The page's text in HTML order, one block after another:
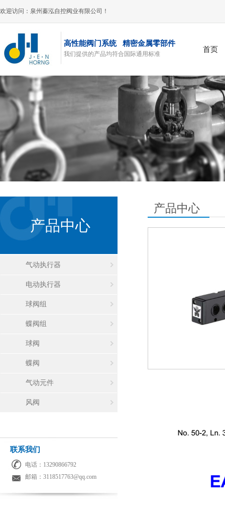
欢迎访问：泉州蓁泓自控阀业有限公司！
高性能阀门系统 精密金属零部件
我们提供的产品均符合国际通用标准
首页
风阀
产品中心
气动执行器
电动执行器
球阀组
蝶阀组
球阀
蝶阀
气动元件
风阀
联系我们
电话：13290866792
邮箱：3118517763@qq.com
产品中心